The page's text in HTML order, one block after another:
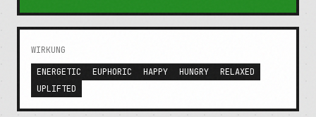
WIRKUNG
ENERGETIC
EUPHORIC HAPPY HUNGRY
RELAXED
UPLIFTED